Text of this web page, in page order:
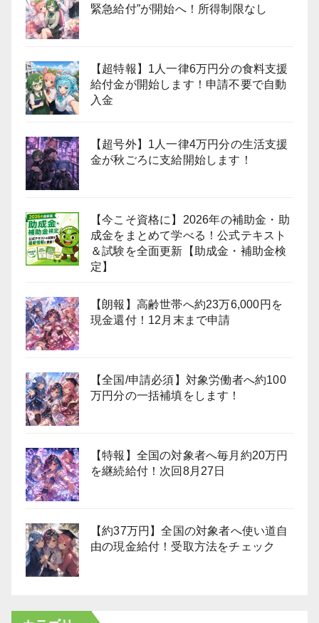
緊急給付”が開始へ！所得制限なし
【超特報】1人一律6万円分の食料支援
給付金が開始します！申請不要で自動
入金
【超号外】1人一律4万円分の生活支援
金が秋ごろに支給開始します！
【今こそ資格に】2026年の補助金・助
成金をまとめて学べる！公式テキスト
＆試験を全面更新【助成金・補助金検
定】
【朗報】高齢世帯へ約23万6,000円を
現金還付！12月末まで申請
【全国/申請必須】対象労働者へ約100
万円分の一括補填をします！
【特報】全国の対象者へ毎月約20万円
を継続給付！次回8月27日
【約37万円】全国の対象者へ使い道自
由の現金給付！受取方法をチェック